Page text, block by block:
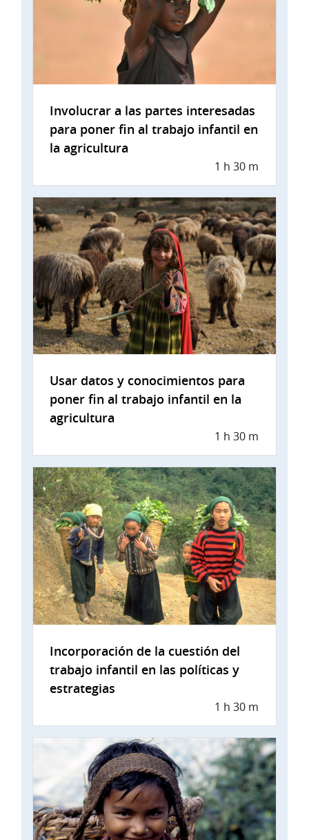
Involucrar a las partes interesadas
para poner fin al trabajo infantil en
la agricultura
1 h 30 m
Usar datos y conocimientos para
poner fin al trabajo infantil en la
agricultura
1 h 30 m
Incorporación de la cuestión del
trabajo infantil en las políticas y
estrategias
1 h 30 m